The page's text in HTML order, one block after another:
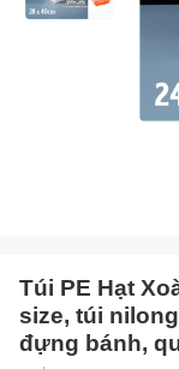
Túi PE Hạt
size, túi
đựng bánh,